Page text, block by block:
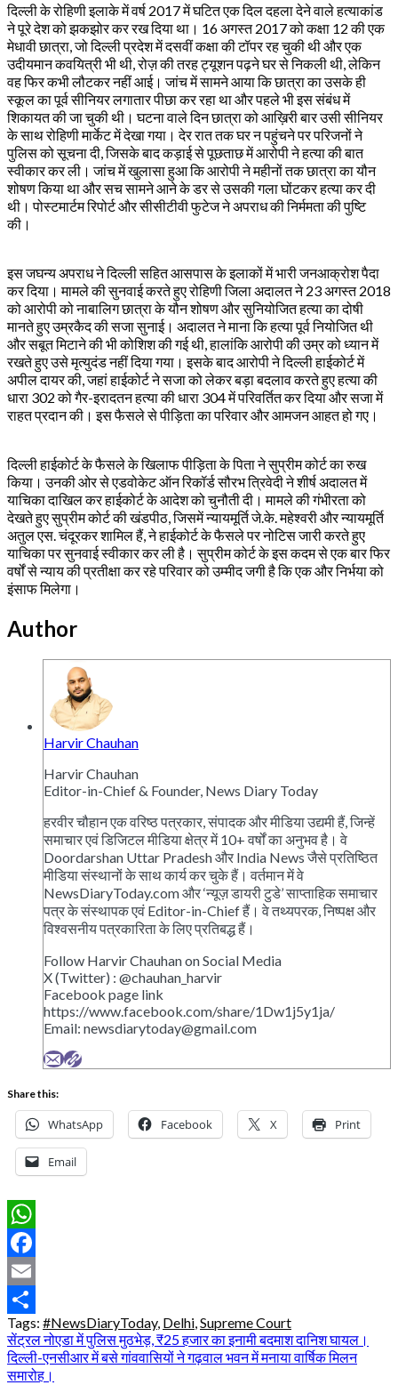
दिल्ली के रोहिणी इलाके में वर्ष 2017 में घटित एक दिल दहला देने वाले हत्याकांड
ने पूरे देश को झकझोर कर रख दिया था। 16 अगस्त 2017 को कक्षा 12 की एक
मेधावी छात्रा, जो दिल्ली प्रदेश में दसवीं कक्षा की टॉपर रह चुकी थी और एक
उदीयमान कवयित्री भी थी, रोज़ की तरह ट्यूशन पढ़ने घर से निकली थी, लेकिन
वह फिर कभी लौटकर नहीं आई। जांच में सामने आया कि छात्रा का उसके ही
स्कूल का पूर्व सीनियर लगातार पीछा कर रहा था और पहले भी इस संबंध में
शिकायत की जा चुकी थी। घटना वाले दिन छात्रा को आख़िरी बार उसी सीनियर
के साथ रोहिणी मार्केट में देखा गया। देर रात तक घर न पहुंचने पर परिजनों ने
पुलिस को सूचना दी, जिसके बाद कड़ाई से पूछताछ में आरोपी ने हत्या की बात
स्वीकार कर ली। जांच में खुलासा हुआ कि आरोपी ने महीनों तक छात्रा का यौन
शोषण किया था और सच सामने आने के डर से उसकी गला घोंटकर हत्या कर दी
थी। पोस्टमार्टम रिपोर्ट और सीसीटीवी फुटेज ने अपराध की निर्ममता की पुष्टि
की।
इस जघन्य अपराध ने दिल्ली सहित आसपास के इलाकों में भारी जनआक्रोश पैदा
कर दिया। मामले की सुनवाई करते हुए रोहिणी जिला अदालत ने 23 अगस्त 2018
को आरोपी को नाबालिग छात्रा के यौन शोषण और सुनियोजित हत्या का दोषी
मानते हुए उम्रकैद की सजा सुनाई। अदालत ने माना कि हत्या पूर्व नियोजित थी
और सबूत मिटाने की भी कोशिश की गई थी, हालांकि आरोपी की उम्र को ध्यान में
रखते हुए उसे मृत्युदंड नहीं दिया गया। इसके बाद आरोपी ने दिल्ली हाईकोर्ट में
अपील दायर की, जहां हाईकोर्ट ने सजा को लेकर बड़ा बदलाव करते हुए हत्या की
धारा 302 को गैर-इरादतन हत्या की धारा 304 में परिवर्तित कर दिया और सजा में
राहत प्रदान की। इस फैसले से पीड़िता का परिवार और आमजन आहत हो गए।
दिल्ली हाईकोर्ट के फैसले के खिलाफ पीड़िता के पिता ने सुप्रीम कोर्ट का रुख
किया। उनकी ओर से एडवोकेट ऑन रिकॉर्ड सौरभ त्रिवेदी ने शीर्ष अदालत में
याचिका दाखिल कर हाईकोर्ट के आदेश को चुनौती दी। मामले की गंभीरता को
देखते हुए सुप्रीम कोर्ट की खंडपीठ, जिसमें न्यायमूर्ति जे.के. महेश्वरी और न्यायमूर्ति
अतुल एस. चंदूरकर शामिल हैं, ने हाईकोर्ट के फैसले पर नोटिस जारी करते हुए
याचिका पर सुनवाई स्वीकार कर ली है। सुप्रीम कोर्ट के इस कदम से एक बार फिर
वर्षों से न्याय की प्रतीक्षा कर रहे परिवार को उम्मीद जगी है कि एक और निर्भया को
इंसाफ मिलेगा।
Author
Harvir Chauhan
Harvir Chauhan
Editor-in-Chief & Founder, News Diary Today
हरवीर चौहान एक वरिष्ठ पत्रकार, संपादक और मीडिया उद्यमी हैं, जिन्हें
समाचार एवं डिजिटल मीडिया क्षेत्र में 10+ वर्षों का अनुभव है। वे
Doordarshan Uttar Pradesh और India News जैसे प्रतिष्ठित
मीडिया संस्थानों के साथ कार्य कर चुके हैं। वर्तमान में वे
NewsDiaryToday.com और ‘न्यूज़ डायरी टुडे’ साप्ताहिक समाचार
पत्र के संस्थापक एवं Editor-in-Chief हैं। वे तथ्यपरक, निष्पक्ष और
विश्वसनीय पत्रकारिता के लिए प्रतिबद्ध हैं।
Follow Harvir Chauhan on Social Media
X (Twitter) : @chauhan_harvir
Facebook page link
https://www.facebook.com/share/1Dw1j5y1ja/
Email: newsdiarytoday@gmail.com
Share this:
WhatsApp Facebook X Print
Email
WhatsApp
Facebook
Email
Share
Tags: #NewsDiaryToday, Delhi Supreme Court
Post
navigation
सेंट्रल नोएडा में पुलिस मुठभेड़, ₹25 हजार का इनामी बदमाश दानिश घायल।
दिल्ली-एनसीआर में बसे गांववासियों ने गढ़वाल भवन में मनाया वार्षिक मिलन
समारोह।